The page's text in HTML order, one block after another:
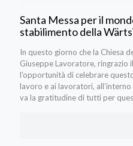
Santa Messa per il
stabilimento della
In questo giorno che la Chiesa
Giuseppe Lavoratore, ringrazio
l’opportunità di celebrare
lavoro e ai lavoratori,
va la gratitudine di tutti per